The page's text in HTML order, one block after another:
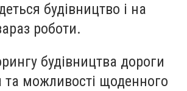
будівництво і на
роботи.
будівництва дороги
та можливості щоденного